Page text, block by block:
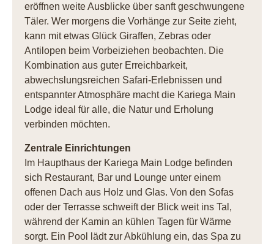
eröffnen weite Ausblicke über sanft geschwungene
Täler. Wer morgens die Vorhänge zur Seite zieht,
kann mit etwas Glück Giraffen, Zebras oder
Antilopen beim Vorbeiziehen beobachten. Die
Kombination aus guter Erreichbarkeit,
abwechslungsreichen Safari-Erlebnissen und
entspannter Atmosphäre macht die Kariega Main
Lodge ideal für alle, die Natur und Erholung
verbinden möchten.
Zentrale Einrichtungen
Im Haupthaus der Kariega Main Lodge befinden
sich Restaurant, Bar und Lounge unter einem
offenen Dach aus Holz und Glas. Von den Sofas
oder der Terrasse schweift der Blick weit ins Tal,
während der Kamin an kühlen Tagen für Wärme
sorgt. Ein Pool lädt zur Abkühlung ein, das Spa zu